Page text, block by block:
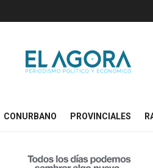
CONURBANO PROVINCIALES